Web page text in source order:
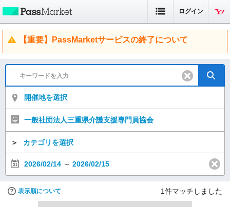
ログイン
【重要】PassMarketサービスの終了について
開催地を選択
一般社団法人三重県介護支援専門員協会
＞ カテゴリを選択
2026/02/14 ～ 2026/02/15
表示順について 1件マッチしました